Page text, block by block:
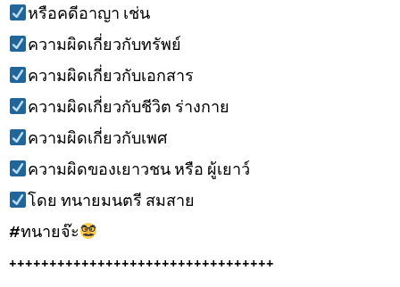
หรือคดีอาญา เช่น
ความผิดเกี่ยวกับทรัพย์
ความผิดเกี่ยวกับเอกสาร
ความผิดเกี่ยวกับชีวิต ร่างกาย
ความผิดเกี่ยวกับเพศ
ความผิดของเยาวชน หรือ ผู้เยาว์
โดย ทนายมนตรี สมสาย
#ทนายจ๊ะ
+++++++++++++++++++++++++++++++++